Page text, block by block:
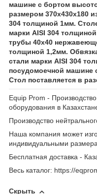
машине с бортом
размером 370х430х180
304 толщиной 1мм.
марки AISI 304
трубы 40х40
толщиной 1,2мм.
стали марки AISI 304
посудомоечной машине
Стол поставляется в
Equip Prom -
оборудования в
Производство
Наша компания может
индивидуальными
Бесплатная доставка -
Весь каталог: https://
Скрыть